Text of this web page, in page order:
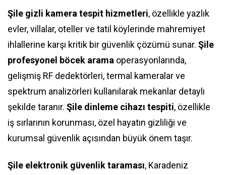
Şile gizli kamera tespit hizmetleri, özellikle yazlık
evler, villalar, oteller ve tatil köylerinde mahremiyet
ihlallerine karşı kritik bir güvenlik çözümü sunar. Şile
profesyonel böcek arama operasyonlarında,
gelişmiş RF dedektörleri, termal kameralar ve
spektrum analizörleri kullanılarak mekanlar detaylı
şekilde taranır. Şile dinleme cihazı tespiti, özellikle
iş sırlarının korunması, özel hayatın gizliliği ve
kurumsal güvenlik açısından büyük önem taşır.
Şile elektronik güvenlik taraması, Karadeniz